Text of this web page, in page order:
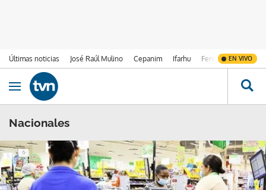
Últimas noticias José Raúl Mulino Cepanim Ifarhu Fenómeno de El
EN VIVO
Ir al contenido
Obrir navegació
Nacionales